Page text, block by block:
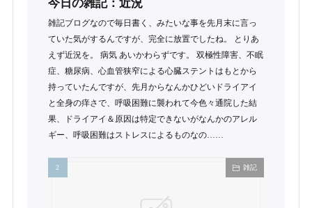
今日の雑記：近況
雑記ブログなので毎日書く、みたいな事を先月末に言っ
ていた気がするんですが、完全に放置でしたね。 とりあ
えず近況を。 病気 あいかわらずです。 双極性障害、不眠
症、糖尿病、心血管狭窄による心臓ステントはもとから
持っていたんですが、先月からなんかひどいドライアイ
と全身の痒さで、呼吸困難に襲われて今色々通院した結
果、ドライアイ＆原因は特定できないがなんかのアレル
ギー、呼吸困難はストレスによるものなの……
雑記